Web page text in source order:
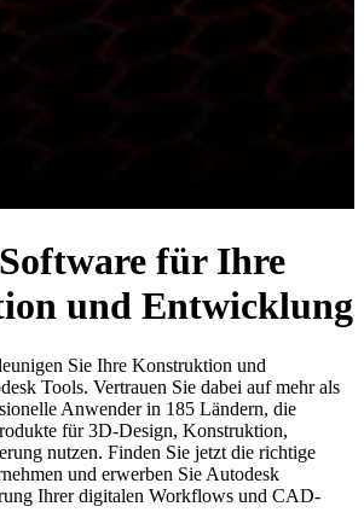
für Ihre
und Entwicklung
Sie Ihre Konstruktion und
Tools. Vertrauen Sie dabei auf mehr als
Anwender in 185 Ländern, die
für 3D-Design, Konstruktion,
nutzen. Finden Sie jetzt die richtige
und erwerben Sie Autodesk
Ihrer digitalen Workflows und CAD-